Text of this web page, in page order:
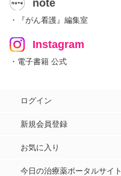
note
・『がん看護』編集室
Instagram
・電子書籍 公式
ログイン
新規会員登録
お気に入り
今日の治療薬ポータルサイト